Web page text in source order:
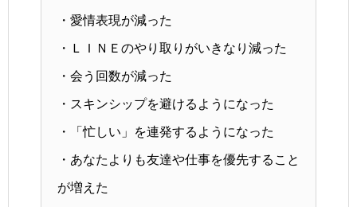
・愛情表現が減った
・ＬＩＮＥのやり取りがいきなり減った
・会う回数が減った
・スキンシップを避けるようになった
・「忙しい」を連発するようになった
・あなたよりも友達や仕事を優先すること
が増えた